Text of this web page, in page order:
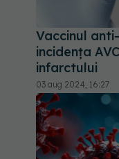
Vaccinul
incidența
infarctului
03 aug 2024, 16:27